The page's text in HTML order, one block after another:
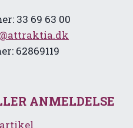
33 69 63 00
62869119
ANMELDELSE